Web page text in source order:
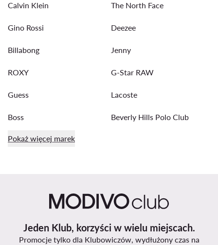
Calvin Klein The North Face
Gino Rossi Deezee
Billabong Jenny
ROXY G-Star RAW
Guess Lacoste
Boss Beverly Hills Polo Club
Pokaż więcej marek
Jeden Klub, korzyści w wielu miejscach.
Promocje tylko dla Klubowiczów, wydłużony czas na